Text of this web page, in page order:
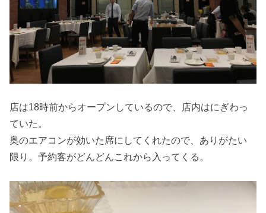
店は18時前からオープンしているので、店内はにぎわっ
ていた。
奥のエアコンが効いた席にしてくれたので、ありがたい
限り。予約客がどんどんこれから入ってくる。